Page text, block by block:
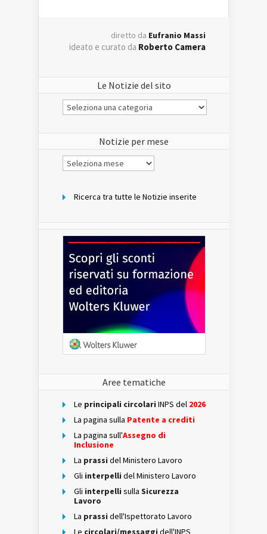
diretto da Eufranio Massi
ideato e curato da Roberto Camera
Le Notizie del sito
Le
Notizie
Notizie per mese
Notizie
per
Ricerca tra tutte le Notizie inserite
Aree tematiche
Le principali circolari INPS del 2026
La pagina sulla Patente a crediti
La pagina sull'Assegno di
Inclusione
La prassi del Ministero Lavoro
Gli interpelli del Ministero Lavoro
Gli interpelli sulla Sicurezza
Lavoro
La prassi dell'Ispettorato Lavoro
Le circolari/messaggi dell'INPS